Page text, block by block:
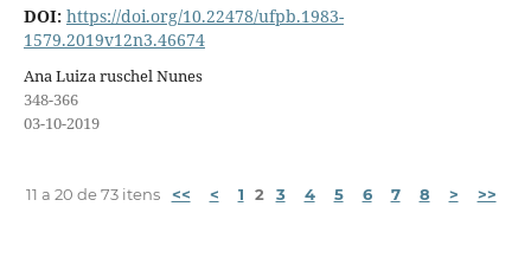
DOI: https://doi.org/10.22478/ufpb.1983-
1579.2019v12n3.46674
Ana Luiza ruschel Nunes
348-366
03-10-2019
11 a 20 de 73 itens << < 1 2 3 4 5 6 7 8 > >>